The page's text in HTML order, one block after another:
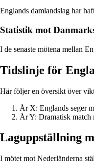
Englands damlandslag har
Statistik mot
I de senaste mötena mellan
Tidslinje för
Här följer en översikt över
År X: Englands seger
År Y: Dramatisk match
Laguppställning
I mötet mot Nederländerna